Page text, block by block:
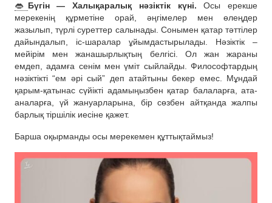
👄 Бүгін — Халықаралық нәзіктік күні. Осы ерекше
мерекенің құрметіне орай, әңгімелер мен өлеңдер
жазылып, түрлі суреттер салынады. Сонымен қатар тәттілер
дайындалып, іс-шаралар ұйымдастырылады. Нәзіктік –
мейірім мен жанашырлықтың белгісі. Ол жан жараны
емдеп, адамға сенім мен үміт сыйлайды. Философтардың
нәзіктікті “ем әрі сый” деп атайтыны бекер емес. Мұндай
қарым-қатынас сүйікті адамыңызбен қатар балаларға, ата-
аналарға, үй жануарларына, бір сөзбен айтқанда жалпы
барлық тіршілік иесіне қажет.
Барша оқырманды осы мерекемен құттықтаймыз!